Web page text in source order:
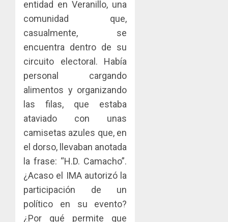
entidad en Veranillo, una
comunidad que,
casualmente, se
encuentra dentro de su
circuito electoral. Había
personal cargando
alimentos y organizando
las filas, que estaba
ataviado con unas
camisetas azules que, en
el dorso, llevaban anotada
la frase: “H.D. Camacho”.
¿Acaso el IMA autorizó la
participación de un
político en su evento?
¿Por qué permite que